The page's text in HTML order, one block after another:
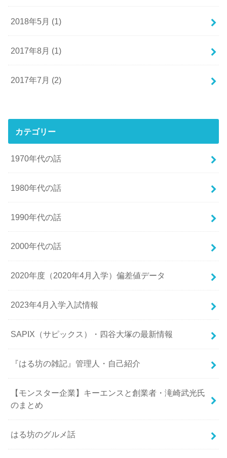
2018年5月 (1)
2017年8月 (1)
2017年7月 (2)
カテゴリー
1970年代の話
1980年代の話
1990年代の話
2000年代の話
2020年度（2020年4月入学）偏差値データ
2023年4月入学入試情報
SAPIX（サピックス）・四谷大塚の最新情報
『はる坊の雑記』管理人・自己紹介
【モンスター企業】キーエンスと創業者・滝崎武光氏
のまとめ
はる坊のグルメ話